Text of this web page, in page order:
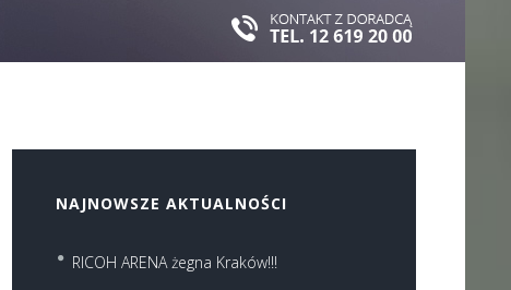
NAJNOWSZE AKTUALNOŚCI
RICOH ARENA żegna Kraków!!!